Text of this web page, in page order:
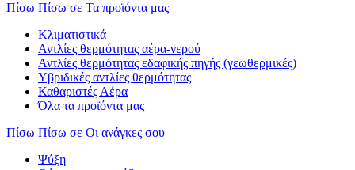
Πίσω Πίσω σε Τα προϊόντα μας
Κλιματιστικά
Αντλίες θερμότητας αέρα-νερού
Αντλίες θερμότητας εδαφικής πηγής (γεωθερμικές)
Υβριδικές αντλίες θερμότητας
Καθαριστές Αέρα
Όλα τα προϊόντα μας
Πίσω Πίσω σε Οι ανάγκες σου
Ψύξη